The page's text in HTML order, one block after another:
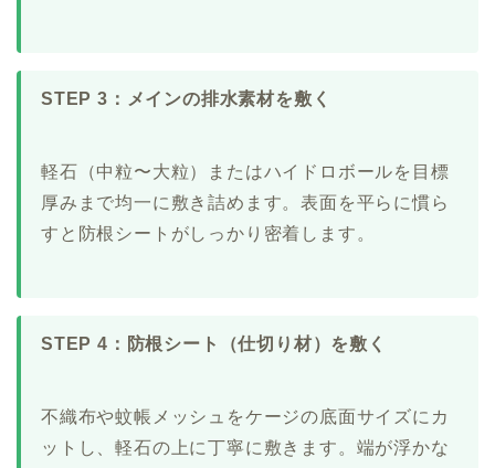
STEP 3：メインの排水素材を敷く
軽石（中粒〜大粒）またはハイドロボールを目標
厚みまで均一に敷き詰めます。表面を平らに慣ら
すと防根シートがしっかり密着します。
STEP 4：防根シート（仕切り材）を敷く
不織布や蚊帳メッシュをケージの底面サイズにカ
ットし、軽石の上に丁寧に敷きます。端が浮かな